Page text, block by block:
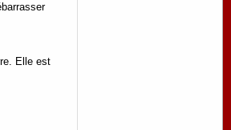
Elle est